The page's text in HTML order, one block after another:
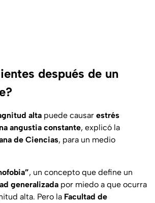
después de un
alta puede causar estrés
angustia constante, explicó la
de Ciencias, para un medio
, un concepto que define un
generalizada por miedo a que ocurra
alta. Pero la Facultad de